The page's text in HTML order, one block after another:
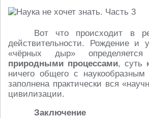
Вот что происходит в
действительности. Рождение и
«чёрных дыр» определяется
природными процессами, суть
ничего общего с
заполнена практически вся
цивилизации.
Заключение